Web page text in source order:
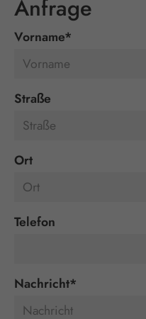
Anfrage
Vorname*
Straße
Ort
Telefon
Nachricht*